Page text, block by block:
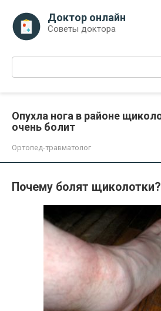
контенту
Доктор онлайн
Советы доктора
Поиск:
Опухла нога в районе
очень болит
Ортопед-травматолог
Почему болят щиколотки?